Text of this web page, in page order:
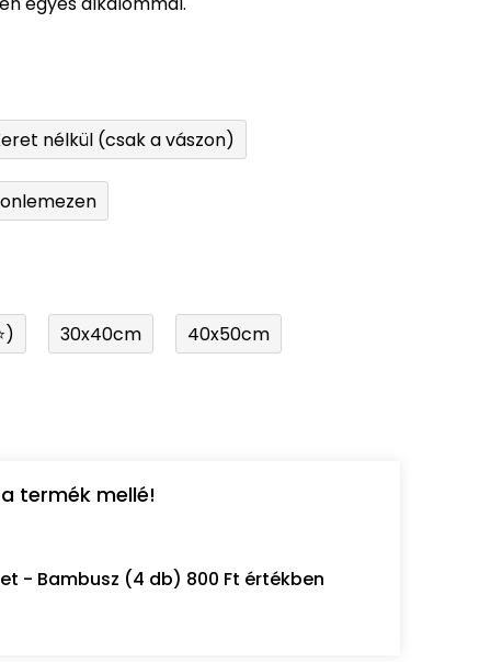
nélkül (csak a vászon)
30x40cm 40x50cm
termék mellé!
- Bambusz (4 db) 800 Ft értékben